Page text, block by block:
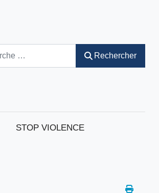
Rechercher
STOP VIOLENCE